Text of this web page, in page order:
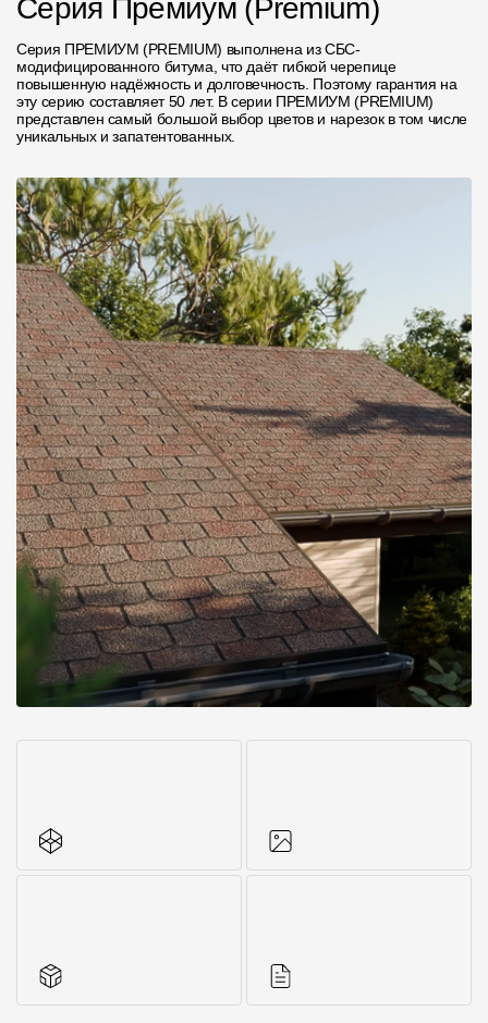
Серия Премиум (Premium)
Серия ПРЕМИУМ (PREMIUM) выполнена из СБС-
модифицированного битума, что даёт гибкой черепице
повышенную надёжность и долговечность. Поэтому гарантия на
эту серию составляет 50 лет. В серии ПРЕМИУМ (PREMIUM)
представлен самый большой выбор цветов и нарезок в том числе
уникальных и запатентованных.